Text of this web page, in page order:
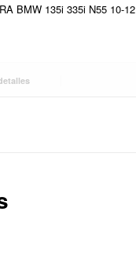
BMW 135i 335i N55 10-12